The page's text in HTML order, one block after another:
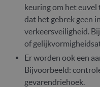
keuring om het euvel
dat het gebrek geen
verkeersveiligheid.
of
Er worden ook een
Bijvoorbeeld:
gevarendriehoek.